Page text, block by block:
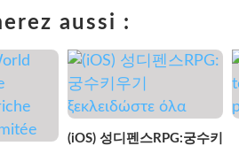
aussi :
(iOS) 성디펜스RPG:궁수키